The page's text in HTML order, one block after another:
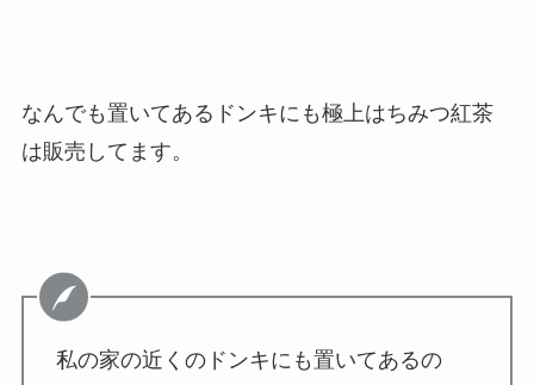
なんでも置いてあるドンキにも極上はちみつ紅茶
は販売してます。
私の家の近くのドンキにも置いてあるの